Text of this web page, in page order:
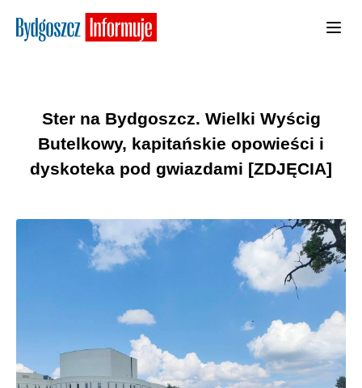
Ster na Bydgoszcz. Wielki Wyścig
Butelkowy, kapitańskie opowieści i
dyskoteka pod gwiazdami [ZDJĘCIA]